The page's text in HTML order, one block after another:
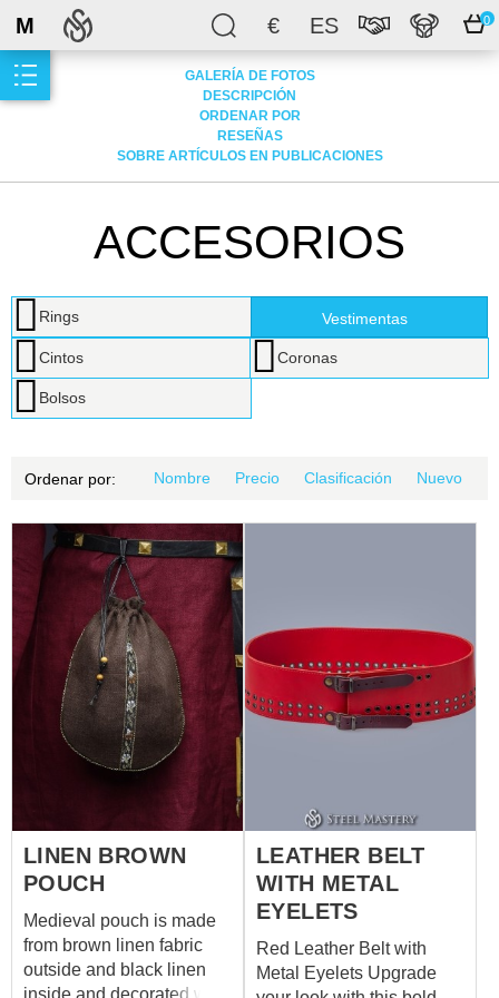
€ ES 0
M
GALERÍA DE FOTOS
DESCRIPCIÓN
ORDENAR POR
RESEÑAS
SOBRE ARTÍCULOS EN PUBLICACIONES
ACCESORIOS
Rings Vestimentas
Cintos Coronas
Bolsos
Ordenar por: Nombre Precio Clasificación Nuevo
LINEN BROWN
POUCH
Medieval pouch is made
from brown linen fabric
outside and black linen
inside and decorated with
LEATHER BELT
WITH METAL
EYELETS
Red Leather Belt with
Metal Eyelets Upgrade